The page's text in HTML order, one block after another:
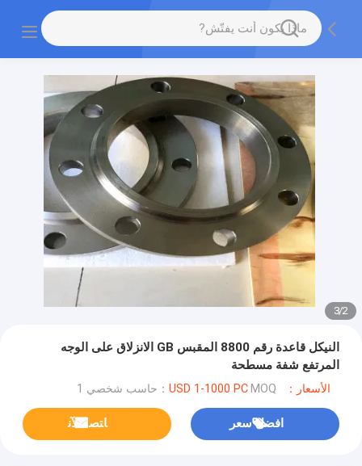
2
/
3
النيكل قاعدة رقم 8800 المقبس GB الانزلاق على الوجه
المرتفع شفة مسطحة
الأسعار：USD 1-1000 PC MOQ：حاسب شخصي 1
افضل سعر ﺎﺘﺼﻟ ﺍﻶﻧ